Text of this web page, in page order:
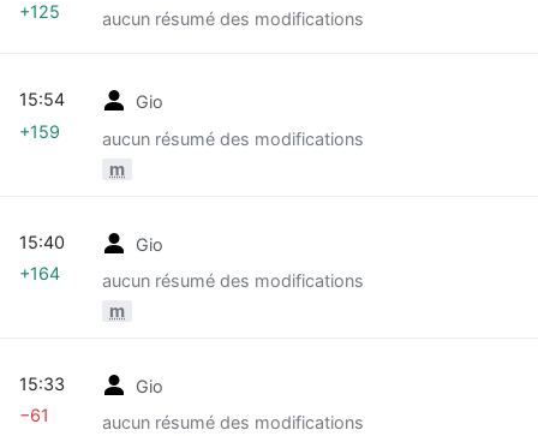
aucun résumé des modifications
+125
Gio
aucun résumé des modifications
m
15:54
+159
Gio
aucun résumé des modifications
m
15:40
+164
Gio
aucun résumé des modifications
15:33
−61